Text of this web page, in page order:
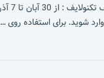
پرتخفیف تکنولایف را از دست نده!
شوید. برای استفاده روی …